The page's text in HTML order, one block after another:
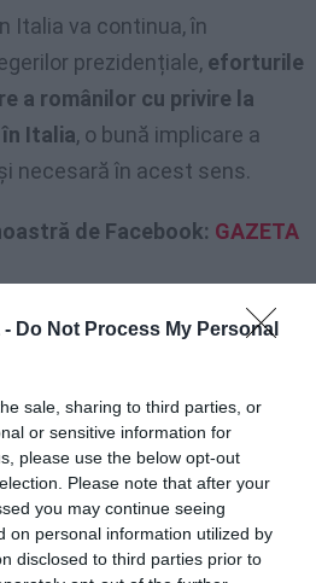
- Do Not Process My Personal
sale, sharing to third parties, or
or sensitive information for
please use the below opt-out
Please note that after your
you may continue seeing
on personal information utilized by
disclosed to third parties prior to
Italia va continua, în
prezidențiale, eforturile
a românilor cu privire la
Italia, o bună implicare a
necesară în acest sens.
de Facebook: GAZETA